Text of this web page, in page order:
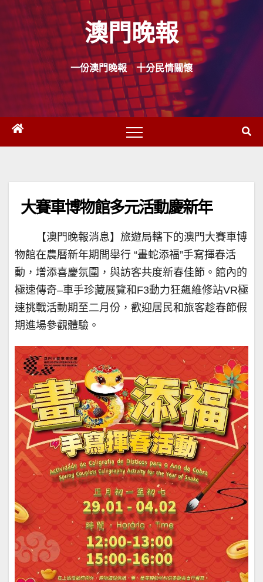
Skip
content
澳門晚報
一份澳門晚報 十分民情關懷
大賽車博物館多元活動慶新年
【澳門晚報消息】旅遊局轄下的澳門大賽車博
物館在農曆新年期間舉行 “畫蛇添福”手寫揮春活
動，增添喜慶氛圍，與訪客共度新春佳節。館內的
極速傳奇–車手珍藏展覽和F3動力狂飆維修站VR極
速挑戰活動期至二月份，歡迎居民和旅客趁春節假
期進場參觀體驗。